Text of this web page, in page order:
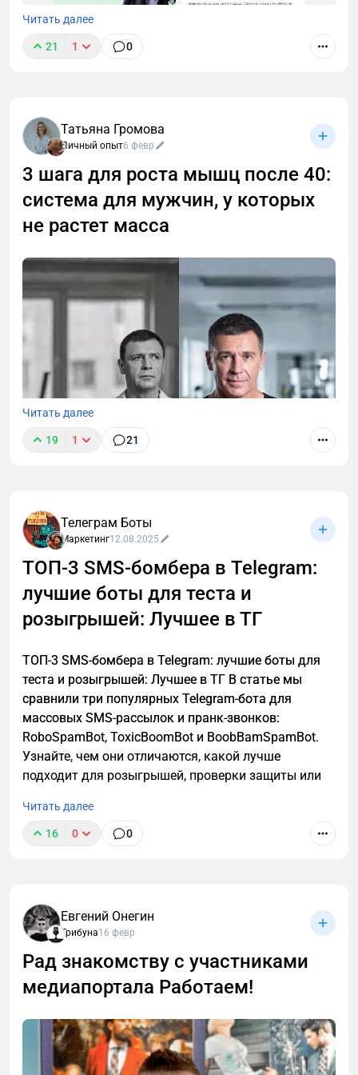
Читать далее
21 1 0
Татьяна Громова
Личный опыт6 февр
3 шага для роста мышц после 40:
система для мужчин, у которых
не растет масса
В этой статье описаны 3 фундаментальных
принципа построения мышц после 40, которые
работают с учетом возрастной физиологии и
каких случаях этой системы недостаточно и нужен
индивидуальный анализ для выявления причин
отсутствия роста мышечной массы.
Читать далее
19 1 21
Телеграм Боты
Маркетинг12.08.2025
ТОП-3 SMS-бомбера в Telegram:
лучшие боты для теста и
розыгрышей: Лучшее в ТГ
ТОП-3 SMS-бомбера в Telegram: лучшие боты для
теста и розыгрышей: Лучшее в ТГ В статье мы
сравнили три популярных Telegram-бота для
массовых SMS-рассылок и пранк-звонков:
RoboSpamBot, ToxicBoomBot и BoobBamSpamBot.
Узнайте, чем они отличаются, какой лучше
подходит для розыгрышей, проверки защиты или
использования инструментов.
Читать далее
16 0 0
Евгений Онегин
Трибуна16 февр
Рад знакомству с участниками
медиапортала Работаем!